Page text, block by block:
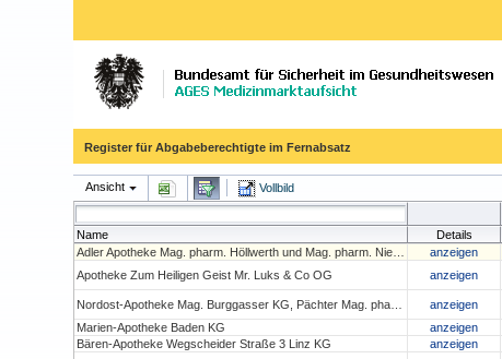
Register für Abgabeberechtigte im Fernabsatz
Ansicht Vollbild
Name Details
anzeigen
Apotheke Zum Heiligen Geist Mr. Luks & Co OG
anzeigen
anzeigen
Marien-Apotheke Baden KG
anzeigen
Bären-Apotheke Wegscheider Straße 3 Linz KG
anzeigen